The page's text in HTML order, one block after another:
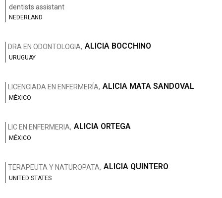
dentists assistant
NEDERLAND
DRA EN ODONTOLOGIA, ALICIA BOCCHINO
URUGUAY
LICENCIADA EN ENFERMERÍA, ALICIA MATA SANDOVAL
MÉXICO
LIC EN ENFERMERIA, ALICIA ORTEGA
MÉXICO
TERAPEUTA Y NATUROPATA, ALICIA QUINTERO
UNITED STATES